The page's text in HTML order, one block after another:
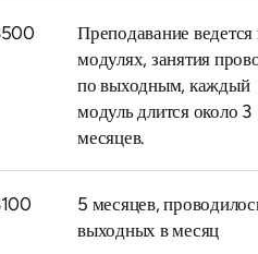
Преподавание ведется
модулях, занятия
по выходным, каждый
модуль длится около 3
месяцев.
5 месяцев,
выходных в месяц